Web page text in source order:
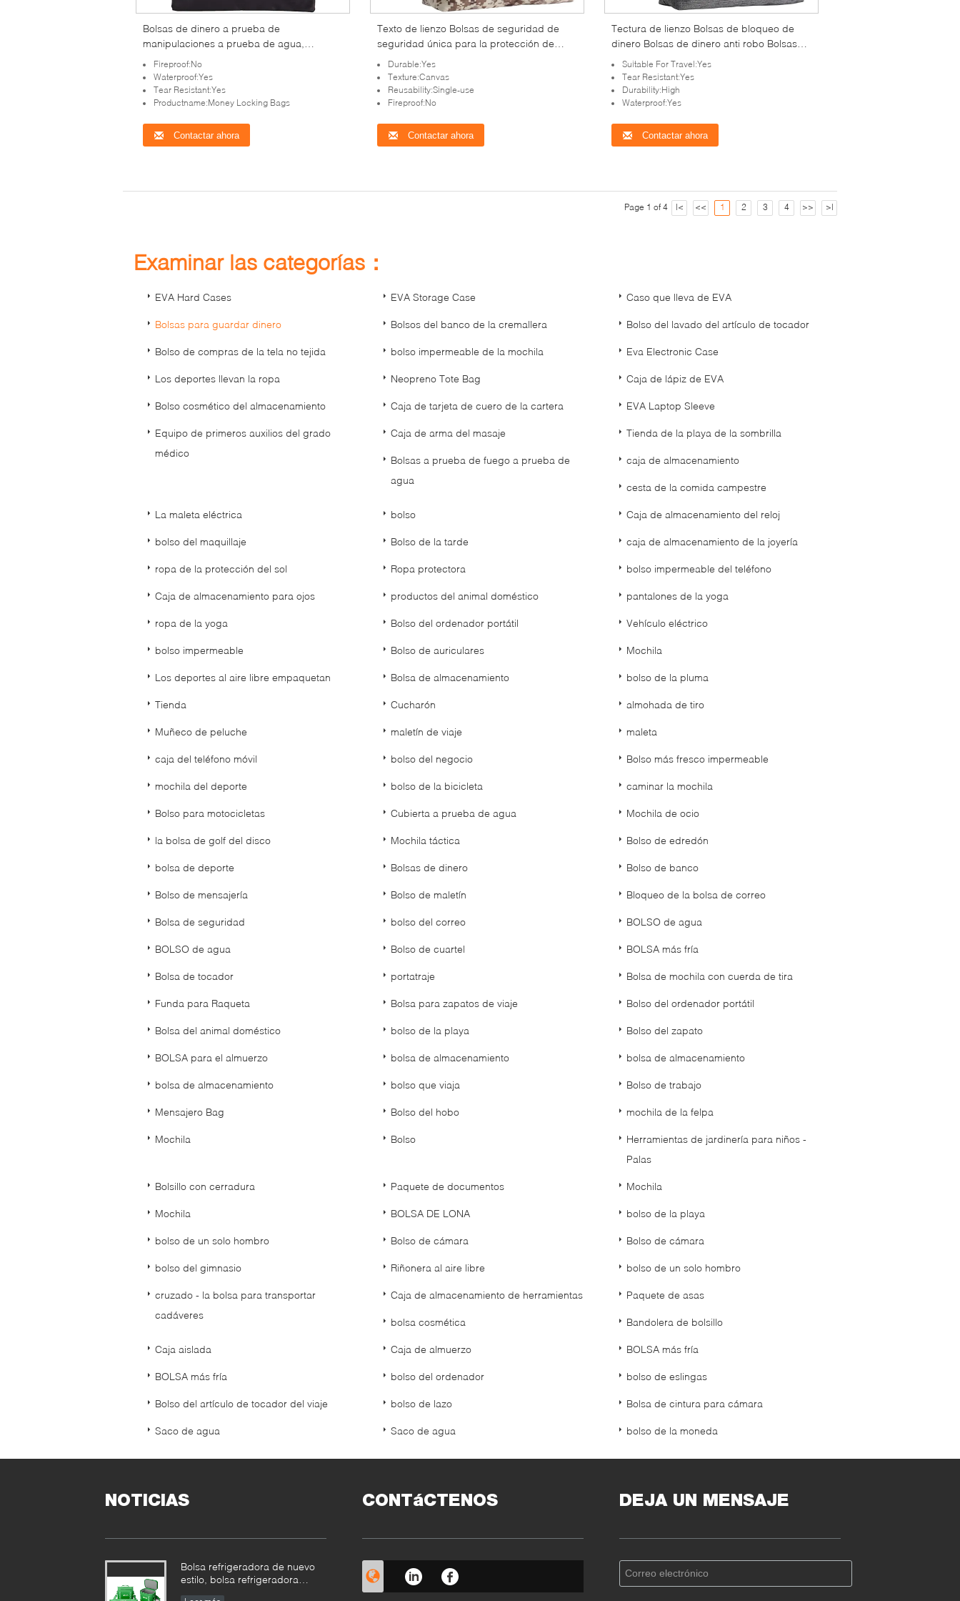
Bolsas de dinero a prueba de
manipulaciones a prueba de agua,
individuales, de alta resistencia, para
seguridad de efectivo para banca,
comercio minorista y transporte
Fireproof:No
Waterproof:Yes
Tear Resistant:Yes
Productname:Money Locking Bags
Contactar ahora
Texto de lienzo Bolsas de seguridad de
seguridad única para la protección de
efectivo y documentos
Durable:Yes
Texture:Canvas
Reusability:Single-use
Fireproof:No
Contactar ahora
Tectura de lienzo Bolsas de bloqueo de
dinero Bolsas de dinero anti robo Bolsas
de efectivo seguras Bolsas de efectivo
diseñadas para bancos Vendedores
minoristas y gestión de efectivo
Suitable For Travel:Yes
Tear Resistant:Yes
Durability:High
Waterproof:Yes
Contactar ahora
Page 1 of 4 |< << 1 2 3 4 >> >|
Examinar las categorías：
EVA Hard Cases EVA Storage Case Caso que lleva de EVA
Bolsas para guardar dinero Bolsos del banco de la cremallera Bolso del lavado del artículo de tocador
Bolso de compras de la tela no tejida bolso impermeable de la mochila Eva Electronic Case
Los deportes llevan la ropa Neopreno Tote Bag Caja de lápiz de EVA
Bolso cosmético del almacenamiento Caja de tarjeta de cuero de la cartera EVA Laptop Sleeve
Equipo de primeros auxilios del grado
médico
Caja de arma del masaje Tienda de la playa de la sombrilla
Bolsas a prueba de fuego a prueba de
agua
caja de almacenamiento
cesta de la comida campestre
La maleta eléctrica bolso Caja de almacenamiento del reloj
bolso del maquillaje Bolso de la tarde caja de almacenamiento de la joyería
ropa de la protección del sol Ropa protectora bolso impermeable del teléfono
Caja de almacenamiento para ojos productos del animal doméstico pantalones de la yoga
ropa de la yoga Bolso del ordenador portátil Vehículo eléctrico
bolso impermeable Bolso de auriculares Mochila
Los deportes al aire libre empaquetan Bolsa de almacenamiento bolso de la pluma
Tienda Cucharón almohada de tiro
Muñeco de peluche maletín de viaje maleta
caja del teléfono móvil bolso del negocio Bolso más fresco impermeable
mochila del deporte bolso de la bicicleta caminar la mochila
Bolso para motocicletas Cubierta a prueba de agua Mochila de ocio
la bolsa de golf del disco Mochila táctica Bolso de edredón
bolsa de deporte Bolsas de dinero Bolso de banco
Bolso de mensajería Bolso de maletín Bloqueo de la bolsa de correo
Bolsa de seguridad bolso del correo BOLSO de agua
BOLSO de agua Bolso de cuartel BOLSA más fría
Bolsa de tocador portatraje Bolsa de mochila con cuerda de tira
Funda para Raqueta Bolsa para zapatos de viaje Bolso del ordenador portátil
Bolsa del animal doméstico bolso de la playa Bolso del zapato
BOLSA para el almuerzo bolsa de almacenamiento bolsa de almacenamiento
bolsa de almacenamiento bolso que viaja Bolso de trabajo
Mensajero Bag Bolso del hobo mochila de la felpa
Mochila Bolso
Herramientas de jardinería para niños -
Palas
Bolsillo con cerradura Paquete de documentos Mochila
Mochila BOLSA DE LONA bolso de la playa
bolso de un solo hombro Bolso de cámara Bolso de cámara
bolso del gimnasio Riñonera al aire libre bolso de un solo hombro
cruzado - la bolsa para transportar
cadáveres
Caja de almacenamiento de herramientas Paquete de asas
bolsa cosmética Bandolera de bolsillo
Caja aislada Caja de almuerzo BOLSA más fría
BOLSA más fría bolso del ordenador bolso de eslingas
Bolso del artículo de tocador del viaje bolso de lazo Bolsa de cintura para cámara
Saco de agua Saco de agua bolso de la moneda
NOTICIAS
Bolsa refrigeradora de nuevo
estilo, bolsa refrigeradora
CONTáCTENOS DEJA UN MENSAJE